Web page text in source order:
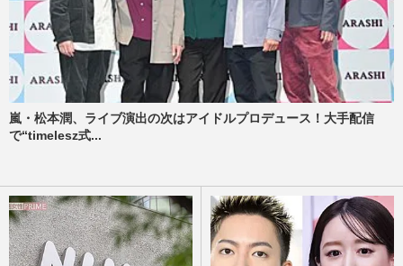
嵐・松本潤、ライブ演出の次はアイドルプロデュース！大手配信
で“timelesz式...